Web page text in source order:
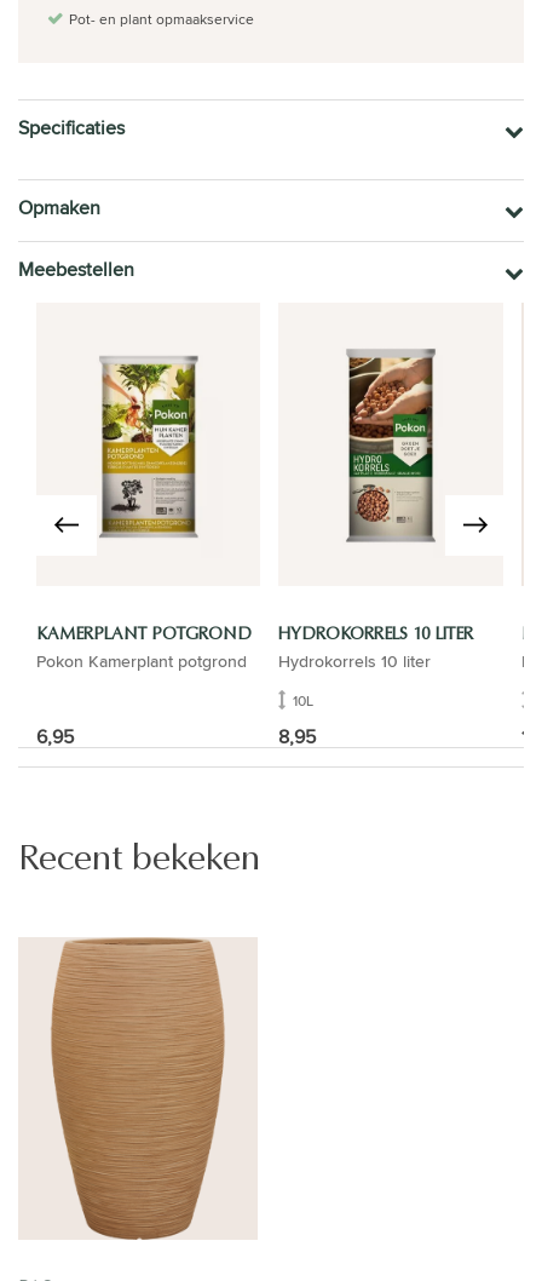
Pot- en plant opmaakservice
Specificaties
Opmaken
Meebestellen
KAMERPLANT POTGROND
Pokon Kamerplant potgrond
6,95
HYDROKORRELS 10 LITER
Hydrokorrels 10 liter
10L
8,95
Recent bekeken